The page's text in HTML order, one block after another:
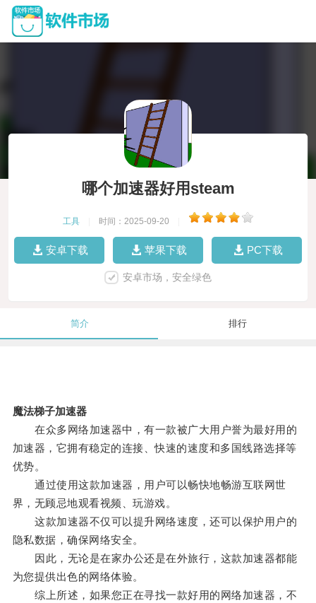
哪个加速器好用steam
工具 时间：2025-09-20
安卓下载 苹果下载 PC下载
安卓市场，安全绿色
简介 排行
魔法梯子加速器
在众多网络加速器中，有一款被广大用户誉为最好用的
加速器，它拥有稳定的连接、快速的速度和多国线路选择等
优势。
通过使用这款加速器，用户可以畅快地畅游互联网世
界，无顾忌地观看视频、玩游戏。
这款加速器不仅可以提升网络速度，还可以保护用户的
隐私数据，确保网络安全。
因此，无论是在家办公还是在外旅行，这款加速器都能
为您提供出色的网络体验。
综上所述，如果您正在寻找一款好用的网络加速器，不